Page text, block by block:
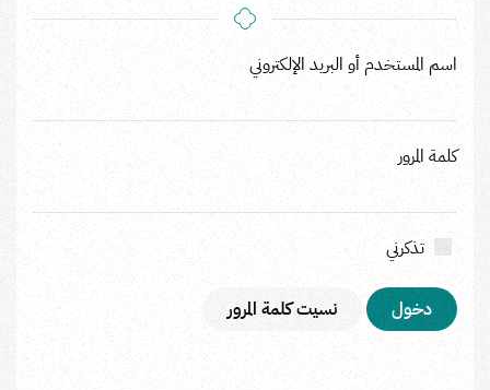
اسم المستخدم أو البريد الإلكتروني
كلمة المرور
تذكرني
نسيت كلمة المرور